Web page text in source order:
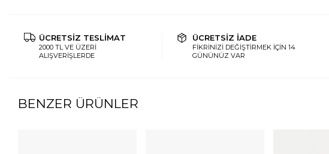
ÜCRETSİZ TESLİMAT
2000 TL VE ÜZERİ
ALIŞVERİŞLERDE
ÜCRETSİZ İADE
FİKRİNİZİ DEĞİŞTİRMEK İÇİN 14
GÜNÜNÜZ VAR
BENZER ÜRÜNLER